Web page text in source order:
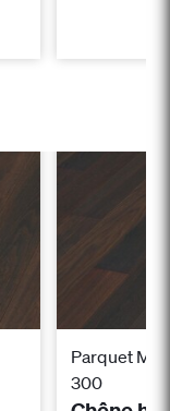
Parquet
300